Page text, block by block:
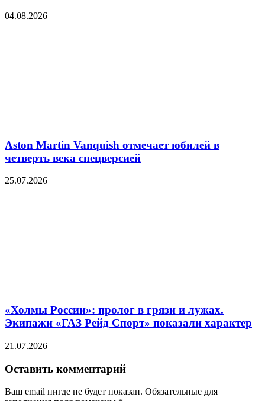
04.08.2026
Aston Martin Vanquish отмечает юбилей в
четверть века спецверсией
25.07.2026
«Холмы России»: пролог в грязи и лужах.
Экипажи «ГАЗ Рейд Спорт» показали характер
21.07.2026
Оставить комментарий
Ваш email нигде не будет показан. Обязательные для